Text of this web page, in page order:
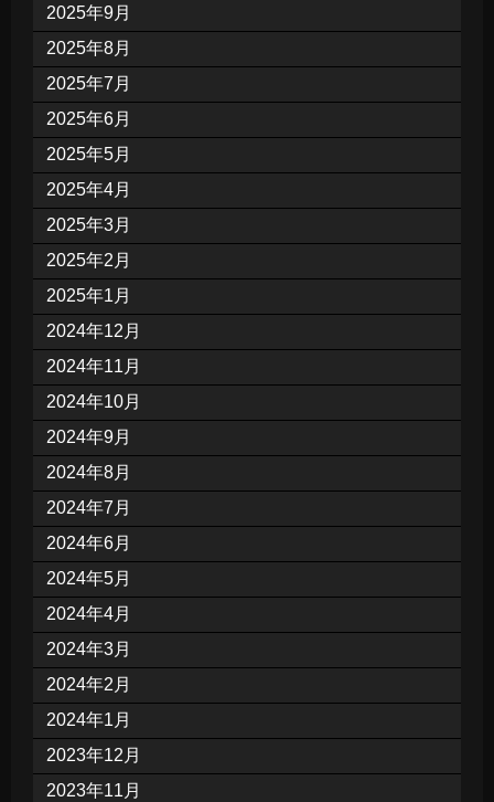
2025年9月
2025年8月
2025年7月
2025年6月
2025年5月
2025年4月
2025年3月
2025年2月
2025年1月
2024年12月
2024年11月
2024年10月
2024年9月
2024年8月
2024年7月
2024年6月
2024年5月
2024年4月
2024年3月
2024年2月
2024年1月
2023年12月
2023年11月